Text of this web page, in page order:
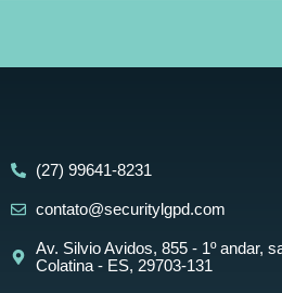
(27) 99641-8231
contato@securitylgpd.com
Av. Silvio Avidos, 855 - 1º andar,
Colatina - ES, 29703-131